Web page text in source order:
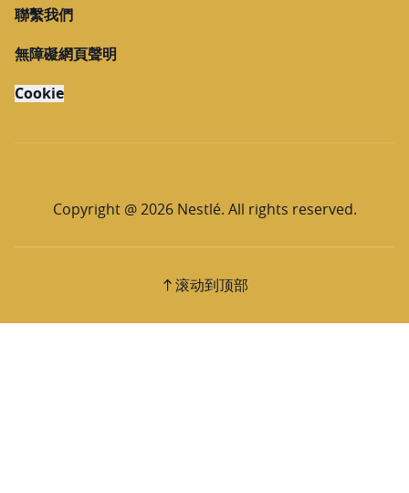
聯繫我們
無障礙網頁聲明
Cookie
Copyright @ 2026 Nestlé. All rights reserved.
滚动到顶部